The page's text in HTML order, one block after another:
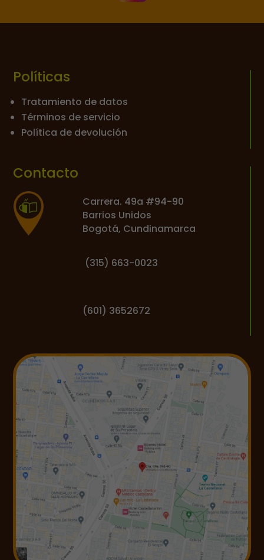
Políticas
Tratamiento de datos
Términos de servicio
Política de devolución
Contacto
Carrera. 49a #94-90
Barrios Unidos
Bogotá, Cundinamarca
(315) 663-0023
(601) 3652672